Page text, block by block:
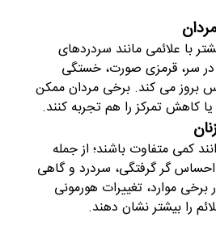
با علائمی مانند سردردهای
سر، قرمزی صورت، خستگی
بروز می کند. برخی مردان ممکن
کاهش تمرکز را هم تجربه کنند.
کمی متفاوت باشند؛ از جمله
گر گرفتگی، سردرد و گاهی
موارد، تغییرات هورمونی
را بیشتر نشان دهند.